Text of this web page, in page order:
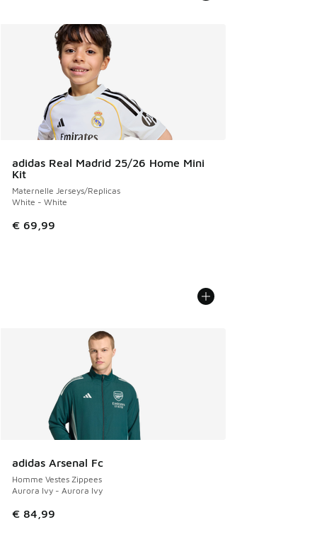
adidas Real Madrid 25/26 Home Mini
Kit
Maternelle Jerseys/Replicas
White - White
€ 69,99
adidas Arsenal Fc
Homme Vestes Zippees
Aurora Ivy - Aurora Ivy
€ 84,99